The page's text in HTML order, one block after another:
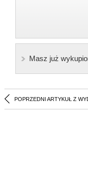
Masz już
POPRZEDNI ARTYKUŁ Z